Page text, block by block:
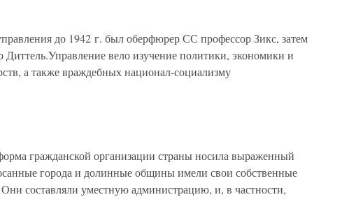
до 1942 г. был оберфюрер СС профессор Зикс, затем
вело изучение политики, экономики и
а также враждебных национал-социализму
гражданской организации страны носила выраженный
города и долинные общины имели свои собственные
составляли уместную администрацию, и, в частности,